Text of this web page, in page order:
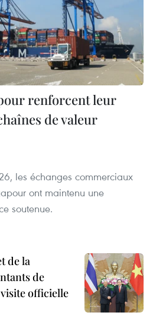
renforcent leur
de valeur
les échanges commerciaux
ont maintenu une
soutenue.
de la
de
officielle